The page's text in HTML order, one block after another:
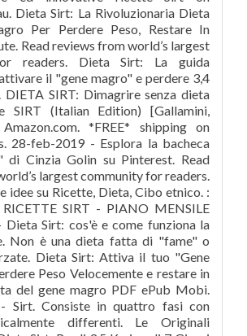
Dieta Sirt: La Rivoluzionaria Dieta
Per Perdere Peso, Restare In
Read reviews from world’s largest
readers. Dieta Sirt: La guida
il "gene magro" e perdere 3,4
SIRT: Dimagrire senza dieta
SIRT (Italian Edition) [Gallamini,
*FREE* shipping on
28-feb-2019 - Esplora la bacheca
di Cinzia Golin su Pinterest. Read
largest community for readers.
idee su Ricette, Dieta, Cibo etnico. :
SIRT - PIANO MENSILE
Sirt: cos'è e come funziona la
Non è una dieta fatta di "fame" o
Dieta Sirt: Attiva il tuo "Gene
Peso Velocemente e restare in
del gene magro PDF ePub Mobi.
Sirt. Consiste in quattro fasi con
differenti. Le Originali